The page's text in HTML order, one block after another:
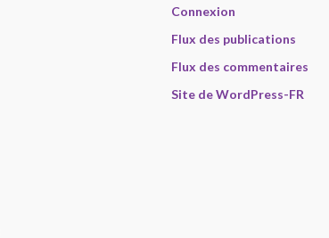
Connexion
Flux des publications
Flux des commentaires
Site de WordPress-FR